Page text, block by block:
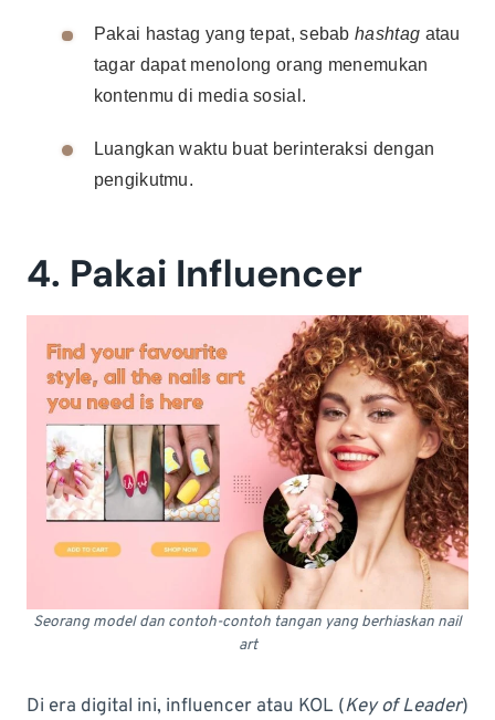
Pakai hastag yang tepat, sebabhashtag atau
tagar dapat menolong orang menemukan
kontenmu di media sosial.
Luangkan waktu buat berinteraksi dengan
pengikutmu.
4. Pakai Influencer
Seorang model dan contoh-contoh tangan yang berhiaskan nail
art
Di era digital ini, influencer atau KOL (Key of Leader)